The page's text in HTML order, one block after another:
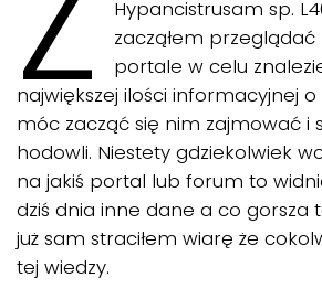
Hypancistrusam sp.
zacząłem
portale w celu
największej ilości informacyjnej
móc zacząć się nim zajmować i
hodowli. Niestety gdziekolwiek
na jakiś portal lub forum to
dziś dnia inne dane a co gorsza
już sam straciłem wiarę że
tej wiedzy.